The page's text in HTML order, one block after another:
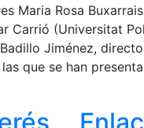
Maria Rosa
Carrió (Universitat
Jiménez,
que se han